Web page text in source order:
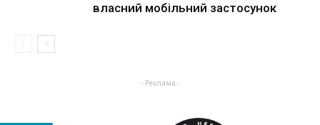
власний мобільний застосунок
- Реклама -